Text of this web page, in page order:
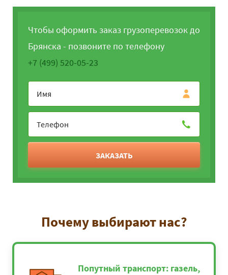
Чтобы оформить заказ грузоперевозок до
Брянска - позвоните по телефону
+7 (499) 520-05-23
ЗАКАЗАТЬ
Почему выбирают нас?
Попутный транспорт: газель,